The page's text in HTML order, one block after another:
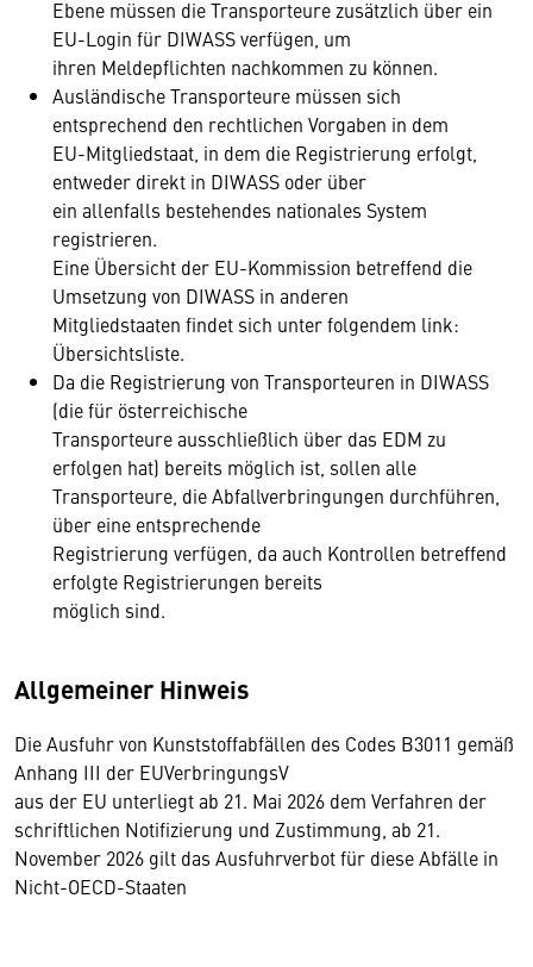
Ebene müssen die Transporteure zusätzlich über ein
EU-Login für DIWASS verfügen, um
ihren Meldepflichten nachkommen zu können.
Ausländische Transporteure müssen sich
entsprechend den rechtlichen Vorgaben in dem
EU-Mitgliedstaat, in dem die Registrierung erfolgt,
entweder direkt in DIWASS oder über
ein allenfalls bestehendes nationales System
registrieren.
Eine Übersicht der EU-Kommission betreffend die
Umsetzung von DIWASS in anderen
Mitgliedstaaten findet sich unter folgendem link:
Übersichtsliste.
Da die Registrierung von Transporteuren in DIWASS
(die für österreichische
Transporteure ausschließlich über das EDM zu
erfolgen hat) bereits möglich ist, sollen alle
Transporteure, die Abfallverbringungen durchführen,
über eine entsprechende
Registrierung verfügen, da auch Kontrollen betreffend
erfolgte Registrierungen bereits
möglich sind.
Allgemeiner Hinweis
Die Ausfuhr von Kunststoffabfällen des Codes B3011 gemäß
Anhang III der EUVerbringungsV
aus der EU unterliegt ab 21. Mai 2026 dem Verfahren der
schriftlichen Notifizierung und Zustimmung, ab 21.
November 2026 gilt das Ausfuhrverbot für diese Abfälle in
Nicht-OECD-Staaten